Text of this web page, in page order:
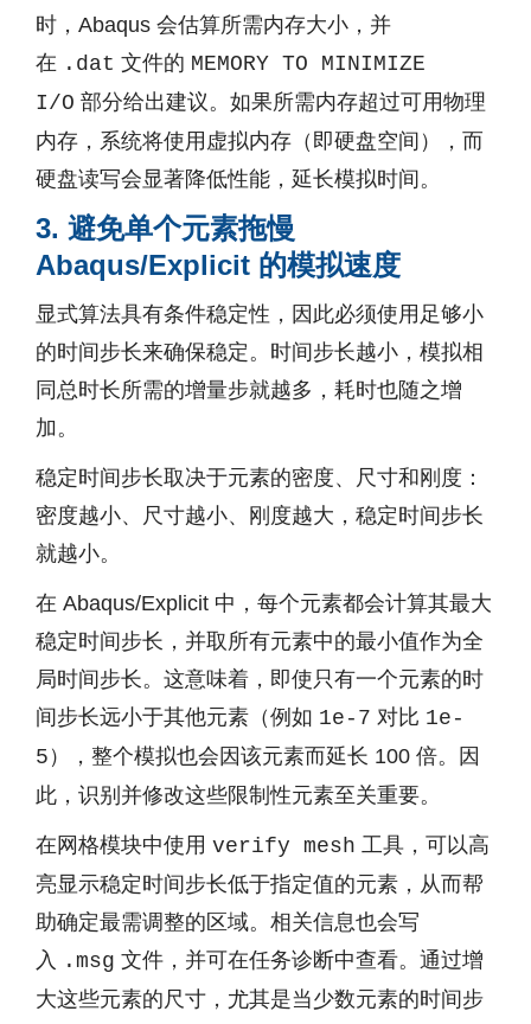
时，Abaqus 会估算所需内存大小，并
在 .dat 文件的 MEMORY TO MINIMIZE
I/O 部分给出建议。如果所需内存超过可用物理
内存，系统将使用虚拟内存（即硬盘空间），而
硬盘读写会显著降低性能，延长模拟时间。
3. 避免单个元素拖慢
Abaqus/Explicit 的模拟速度
显式算法具有条件稳定性，因此必须使用足够小
的时间步长来确保稳定。时间步长越小，模拟相
同总时长所需的增量步就越多，耗时也随之增
加。
稳定时间步长取决于元素的密度、尺寸和刚度：
密度越小、尺寸越小、刚度越大，稳定时间步长
就越小。
在 Abaqus/Explicit 中，每个元素都会计算其最大
稳定时间步长，并取所有元素中的最小值作为全
局时间步长。这意味着，即使只有一个元素的时
间步长远小于其他元素（例如 1e-7 对比 1e-
5 ），整个模拟也会因该元素而延长 100 倍。因
此，识别并修改这些限制性元素至关重要。
在网格模块中使用 verify mesh 工具，可以高
亮显示稳定时间步长低于指定值的元素，从而帮
助确定最需调整的区域。相关信息也会写
入 .msg 文件，并可在任务诊断中查看。通过增
大这些元素的尺寸，尤其是当少数元素的时间步